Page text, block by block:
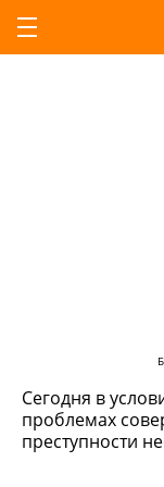
Сегодня в
проблемах
преступности